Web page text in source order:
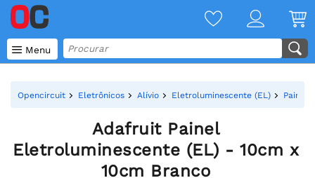
 Menu
Opencircuit Eletrônicos Alívio Eletroluminescente (EL)
Adafruit Painel
Eletroluminescente (EL) - 10cm x
10cm Branco